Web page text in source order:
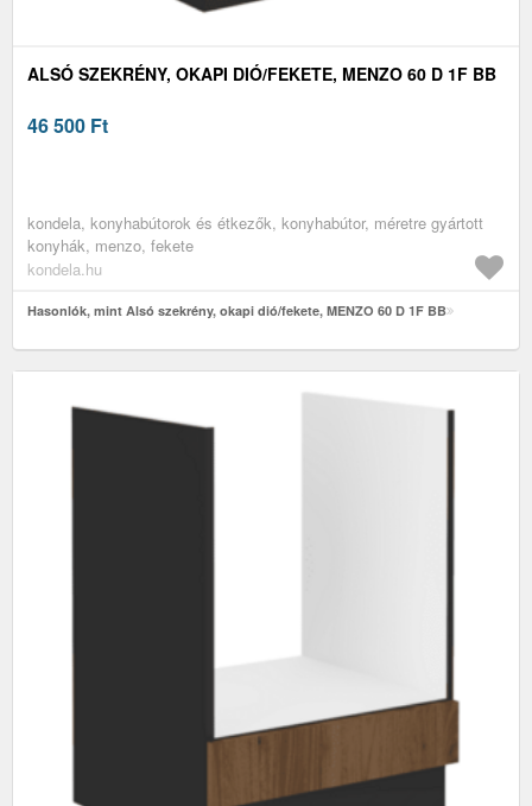
ALSÓ SZEKRÉNY, OKAPI DIÓ/FEKETE, MENZO 60 D 1F BB
46 500 Ft
kondela, konyhabútorok és étkezők, konyhabútor, méretre gyártott
konyhák, menzo, fekete
kondela.hu
Hasonlók, mint Alsó szekrény, okapi dió/fekete, MENZO 60 D 1F BB